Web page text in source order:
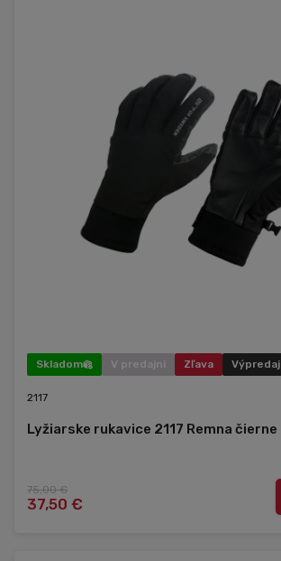
Skladom V predajni Zľava Výpredaj
2117
Lyžiarske rukavice 2117 Remna čierne
75,00 €
37,50 €